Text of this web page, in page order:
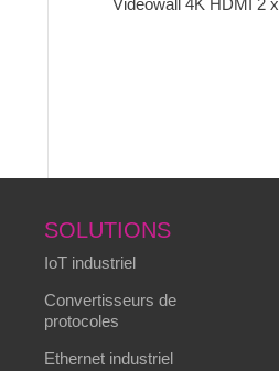
Videowall 4K HDMI 2
SOLUTIONS
IoT industriel
Convertisseurs de
protocoles
Ethernet industriel